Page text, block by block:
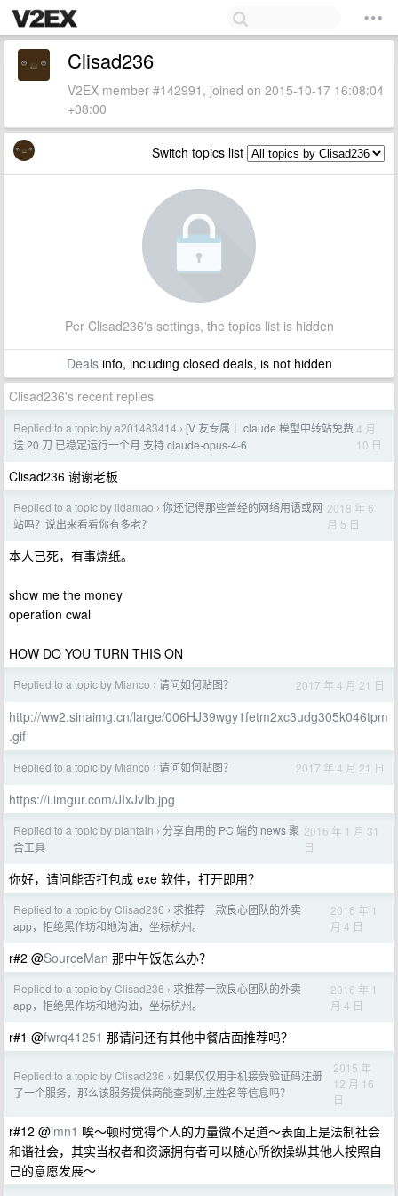
Clisad236
V2EX member #142991, joined on 2015-10-17 16:08:04
+08:00
Switch topics list
Per Clisad236's settings, the topics list is hidden
Dealsinfo, including closed deals, is not hidden
Clisad236's recent replies
Replied to a topic by a201483414 › [V 友专属｜ claude 模型中转站免费
送 20 刀 已稳定运行一个月 支持 claude-opus-4-6
4 月
10 日
Clisad236 谢谢老板
Replied to a topic by lidamao › 你还记得那些曾经的网络用语或网
站吗？说出来看看你有多老？
2018 年 6
月 5 日
本人已死，有事烧纸。
show me the money
operation cwal
HOW DO YOU TURN THIS ON
Replied to a topic by Mianco › 请问如何贴图？ 2017 年 4 月 21 日
http://ww2.sinaimg.cn/large/006HJ39wgy1fetm2xc3udg305k046tpm
.gif
Replied to a topic by Mianco › 请问如何贴图？ 2017 年 4 月 21 日
https://i.imgur.com/JIxJvIb.jpg
Replied to a topic by plantain › 分享自用的 PC 端的 news 聚
合工具
2016 年 1 月 31
日
你好，请问能否打包成 exe 软件，打开即用？
Replied to a topic by Clisad236 › 求推荐一款良心团队的外卖
app，拒绝黑作坊和地沟油，坐标杭州。
2016 年 1
月 4 日
r#2 @SourceMan 那中午饭怎么办？
Replied to a topic by Clisad236 › 求推荐一款良心团队的外卖
app，拒绝黑作坊和地沟油，坐标杭州。
2016 年 1
月 4 日
r#1 @fwrq41251 那请问还有其他中餐店面推荐吗？
Replied to a topic by Clisad236 › 如果仅仅用手机接受验证码注册
了一个服务，那么该服务提供商能查到机主姓名等信息吗？
2015 年
12 月 16
日
r#12 @imn1 唉～顿时觉得个人的力量微不足道～表面上是法制社会
和谐社会，其实当权者和资源拥有者可以随心所欲操纵其他人按照自
己的意愿发展～